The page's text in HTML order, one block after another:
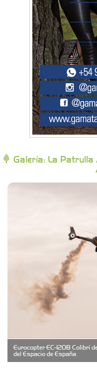
BAIC Ramos
Brisé
Buenos
Campoy
Seguros
Carniceria y
Casa Berta
Clima Castelar
CONSERVAS
Cubanico´s -
Galería: La
Eurocopter EC-120B Colibrí
del Espacio de España